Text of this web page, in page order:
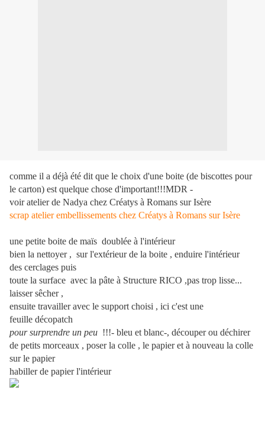
comme il a déjà été dit que le choix d'une boite (de biscottes pour
le carton) est quelque chose d'important!!!MDR -
voir atelier de Nadya chez Créatys à Romans sur Isère
scrap atelier embellissements chez Créatys à Romans sur Isère
une petite boite de maïs doublée à l'intérieur
bien la nettoyer , sur l'extérieur de la boite , enduire l'intérieur
des cerclages puis
toute la surface avec la pâte à Structure RICO ,pas trop lisse...
laisser sêcher ,
ensuite travailler avec le support choisi , ici c'est une
feuille décopatch
pour surprendre un peu !!!- bleu et blanc-, découper ou déchirer
de petits morceaux , poser la colle , le papier et à nouveau la colle
sur le papier
habiller de papier l'intérieur